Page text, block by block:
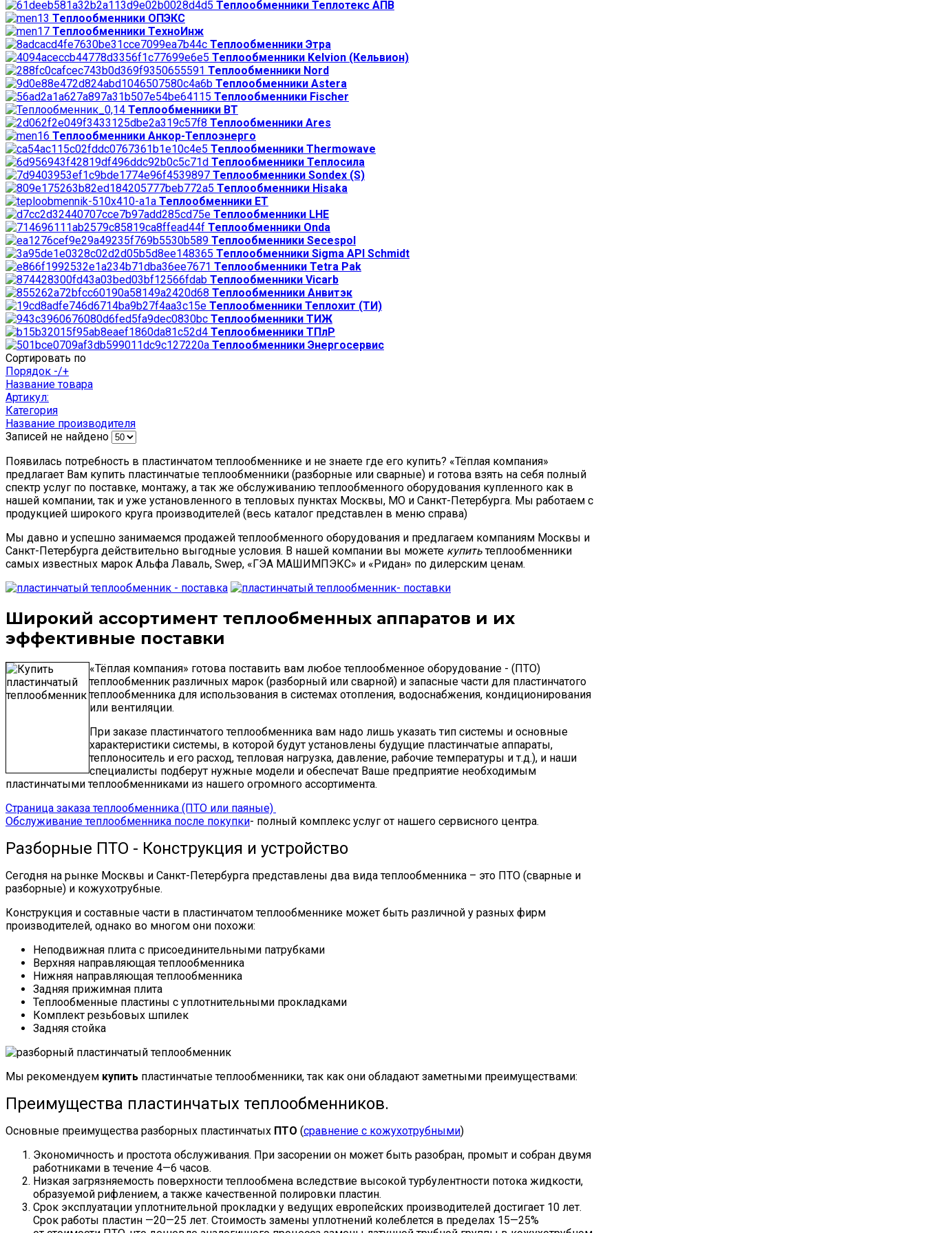
Теплообменники Теплотекс АПВ
Теплообменники ОПЭКС
Теплообменники ТехноИнж
Теплообменники Этра
Теплообменники Kelvion (Кельвион)
Теплообменники Nord
Теплообменники Astera
Теплообменники Fischer
Теплообменники ВТ
Теплообменники Ares
Теплообменники Анкор-Теплоэнерго
Теплообменники Thermowave
Теплообменники Теплосила
Теплообменники Sondex (S)
Теплообменники Hisaka
Теплообменники ЕТ
Теплообменники LHE
Теплообменники Onda
Теплообменники Secespol
Теплообменники Sigma API Schmidt
Теплообменники Tetra Pak
Теплообменники Vicarb
Теплообменники Анвитэк
Теплообменники Теплохит (ТИ)
Теплообменники ТИЖ
Теплообменники ТПлР
Теплообменники Энергосервис
Сортировать по
Порядок -/+
Название товара
Артикул:
Категория
Название производителя
Записей не найдено
Появилась потребность в пластинчатом теплообменнике и не знаете где его купить? «Тёплая компания»
предлагает Вам купить пластинчатые теплообменники (разборные или сварные) и готова взять на себя полный
спектр услуг по поставке, монтажу, а так же обслуживанию теплообменного оборудования купленного как в
нашей компании, так и уже установленного в тепловых пунктах Москвы, МО и Санкт-Петербурга. Мы работаем с
продукцией широкого круга производителей (весь каталог представлен в меню справа)
Мы давно и успешно занимаемся продажей теплообменного оборудования и предлагаем компаниям Москвы и
Санкт-Петербурга действительно выгодные условия. В нашей компании вы можете купитьтеплообменники
самых известных марок Альфа Лаваль, Swep, «ГЭА МАШИМПЭКС» и «Ридан» по дилерским ценам.
Широкий ассортимент теплообменных аппаратов и их
эффективные поставки
«Тёплая компания» готова поставить вам любое теплообменное оборудование - (ПТО)
теплообменник различных марок (разборный или сварной) и запасные части для пластинчатого
теплообменника для использования в системах отопления, водоснабжения, кондиционирования
или вентиляции.
При заказе пластинчатого теплообменника вам надо лишь указать тип системы и основные
характеристики системы, в которой будут установлены будущие пластинчатые аппараты,
теплоноситель и его расход, тепловая нагрузка, давление, рабочие температуры и т.д.), и наши
специалисты подберут нужные модели и обеспечат Ваше предприятие необходимым
пластинчатыми теплообменниками из нашего огромного ассортимента.
Страница заказа теплообменника (ПТО или паяные)
Обслуживание теплообменника после покупки- полный комплекс услуг от нашего сервисного центра.
Разборные ПТО - Конструкция и устройство
Сегодня на рынке Москвы и Санкт-Петербурга представлены два вида теплообменника – это ПТО (сварные и
разборные) и кожухотрубные.
Конструкция и составные части в пластинчатом теплообменнике может быть различной у разных фирм
производителей, однако во многом они похожи:
Неподвижная плита с присоединительными патрубками
Верхняя направляющая теплообменника
Нижняя направляющая теплообменника
Задняя прижимная плита
Теплообменные пластины с уплотнительными прокладками
Комплект резьбовых шпилек
Задняя стойка
Мы рекомендуем купить пластинчатые теплообменники, так как они обладают заметными преимуществами:
Преимущества пластинчатых теплообменников.
Основные преимущества разборных пластинчатых ПТО (сравнение с кожухотрубными)
Экономичность и простота обслуживания. При засорении он может быть разобран, промыт и собран двумя
работниками в течение 4—6 часов.
Низкая загрязняемость поверхности теплообмена вследствие высокой турбулентности потока жидкости,
образуемой рифлением, а также качественной полировки пластин.
Срок эксплуатации уплотнительной прокладки у ведущих европейских производителей достигает 10 лет.
Срок работы пластин —20—25 лет. Стоимость замены уплотнений колеблется в пределах 15—25%